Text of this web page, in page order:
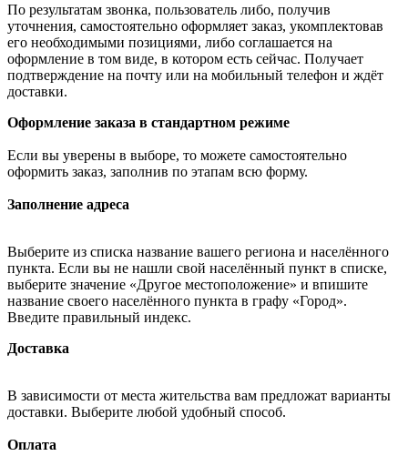
По результатам звонка, пользователь либо, получив
уточнения, самостоятельно оформляет заказ, укомплектовав
его необходимыми позициями, либо соглашается на
оформление в том виде, в котором есть сейчас. Получает
подтверждение на почту или на мобильный телефон и ждёт
доставки.
Оформление заказа в стандартном режиме
Если вы уверены в выборе, то можете самостоятельно
оформить заказ, заполнив по этапам всю форму.
Заполнение адреса
Выберите из списка название вашего региона и населённого
пункта. Если вы не нашли свой населённый пункт в списке,
выберите значение «Другое местоположение» и впишите
название своего населённого пункта в графу «Город».
Введите правильный индекс.
Доставка
В зависимости от места жительства вам предложат варианты
доставки. Выберите любой удобный способ.
Оплата